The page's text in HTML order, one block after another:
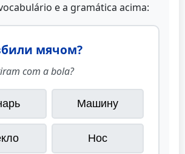
e a gramática acima:
мячом?
com a bola?
Машину
Нос